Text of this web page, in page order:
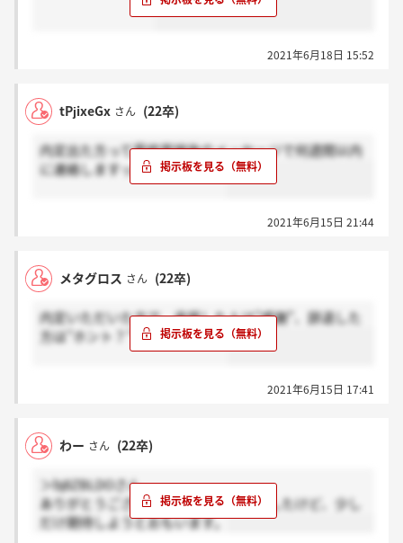
2021年6月18日 15:52
tPjixeGx さん (22卒)
内定出た方って最終面接後のメッセージで何週間以内
に連絡しますってきましたか？
2021年6月15日 21:44
メタグロス さん (22卒)
内定いただいた方で、承諾した人は”感謝”、辞退した
方は”ホント？”お願いします！
2021年6月15日 17:41
わー さん (22卒)
＞bj8ZBLDOさん
ありがとうございます。一週間すぎましたけど、少し
だけ期待しようとおもいます。